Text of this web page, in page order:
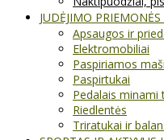
JUDĖJIMO
Apsaugos ir
Elektromobiliai
Paspiriamos
Paspirtukai
Pedalais minami
Riedlentės
Triratukai ir